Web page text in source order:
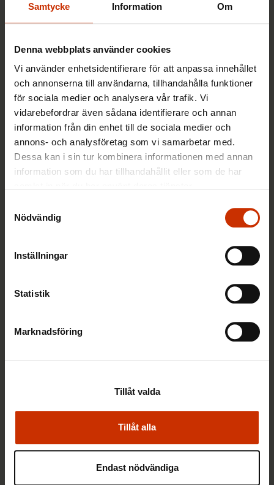
Samtycke Information Om
Denna webbplats använder cookies
Vi använder enhetsidentifierare för att anpassa innehållet
och annonserna till användarna, tillhandahålla funktioner
för sociala medier och analysera vår trafik. Vi
vidarebefordrar även sådana identifierare och annan
information från din enhet till de sociala medier och
annons- och analysföretag som vi samarbetar med.
Dessa kan i sin tur kombinera informationen med annan
information som du har tillhandahållit eller som de har
Nödvändig
Inställningar
Statistik
Marknadsföring
Tillåt alla
Tillåt valda
Endast nödvändiga
TYÖEHTOSOPIMUKSET JA SOPIMINEN
TERVE JA HYVÄ TYÖELÄMÄ
POWERPLAY
Författarens profil